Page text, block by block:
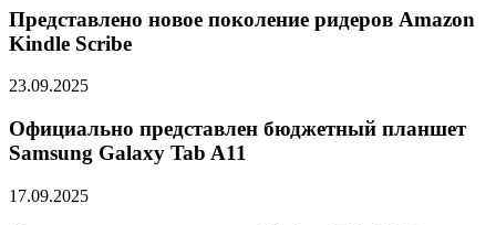
Представлено новое поколение ридеров Amazon
Kindle Scribe
23.09.2025
Официально представлен бюджетный планшет
Samsung Galaxy Tab A11
17.09.2025